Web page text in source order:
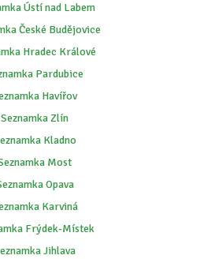
Ústí nad Labem
České Budějovice
Hradec Králové
Pardubice
Havířov
Seznamka Zlín
Kladno
Most
Opava
Karviná
Frýdek-Místek
Jihlava